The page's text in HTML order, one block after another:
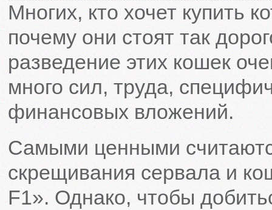
Многих, кто хочет купить
почему они стоят так
разведение этих кошек
много сил, труда,
финансовых вложений.
Самыми ценными
скрещивания сервала и
F1». Однако, чтобы